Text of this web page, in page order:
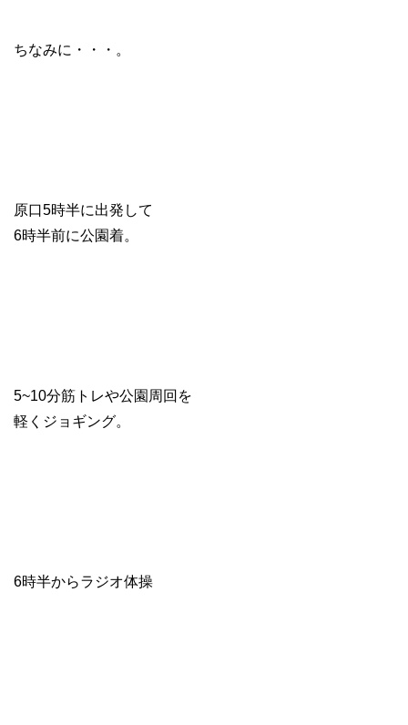
ちなみに・・・。
原口5時半に出発して
6時半前に公園着。
5~10分筋トレや公園周回を
軽くジョギング。
6時半からラジオ体操